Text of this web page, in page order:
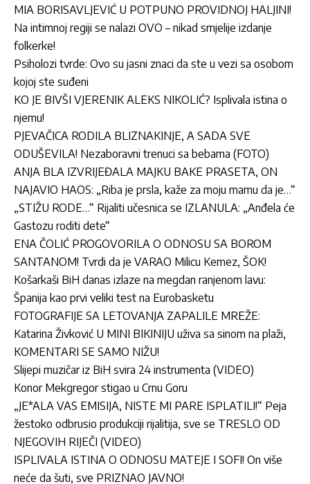
MIA BORISAVLJEVIĆ U POTPUNO PROVIDNOJ HALJINI!
Na intimnoj regiji se nalazi OVO – nikad smjelije izdanje
folkerke!
Psiholozi tvrde: Ovo su jasni znaci da ste u vezi sa osobom
kojoj ste suđeni
KO JE BIVŠI VJERENIK ALEKS NIKOLIĆ? Isplivala istina o
njemu!
PJEVAČICA RODILA BLIZNAKINJE, A SADA SVE
ODUŠEVILA! Nezaboravni trenuci sa bebama (FOTO)
ANJA BLA IZVRIJEĐALA MAJKU BAKE PRASETA, ON
NAJAVIO HAOS: „Riba je prsla, kaže za moju mamu da je…“
„STIŽU RODE…“ Rijaliti učesnica se IZLANULA: „Anđela će
Gastozu roditi dete“
ENA ČOLIĆ PROGOVORILA O ODNOSU SA BOROM
SANTANOM! Tvrdi da je VARAO Milicu Kemez, ŠOK!
Košarkaši BiH danas izlaze na megdan ranjenom lavu:
Španija kao prvi veliki test na Eurobasketu
FOTOGRAFIJE SA LETOVANJA ZAPALILE MREŽE:
Katarina Živković U MINI BIKINIJU uživa sa sinom na plaži,
KOMENTARI SE SAMO NIŽU!
Slijepi muzičar iz BiH svira 24 instrumenta (VIDEO)
Konor Mekgregor stigao u Crnu Goru
„JE*ALA VAS EMISIJA, NISTE MI PARE ISPLATILI!“ Peja
žestoko odbrusio produkciji rijalitija, sve se TRESLO OD
NJEGOVIH RIJEČI (VIDEO)
ISPLIVALA ISTINA O ODNOSU MATEJE I SOFI! On više
neće da šuti, sve PRIZNAO JAVNO!